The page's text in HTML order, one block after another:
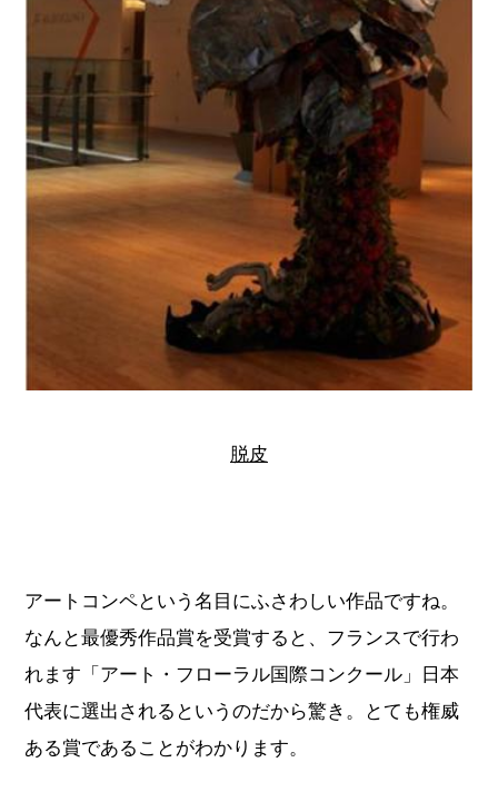
脱皮
アートコンペという名目にふさわしい作品ですね。
なんと最優秀作品賞を受賞すると、フランスで行わ
れます「アート・フローラル国際コンクール」日本
代表に選出されるというのだから驚き。とても権威
ある賞であることがわかります。